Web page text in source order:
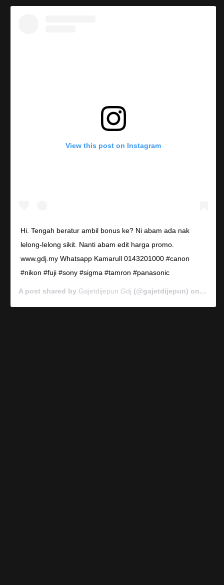
View this post on Instagram
Hi. Tengah beratur ambil bonus ke? Ni abam ada nak
lelong-lelong sikit. Nanti abam edit harga promo.
www.gdj.my Whatsapp Kamarull 0143201000 #canon
#nikon #fuji #sony #sigma #tamron #panasonic
A post shared by Gajetdijepun Gdj (@gajetdijepun) on Jan 7,